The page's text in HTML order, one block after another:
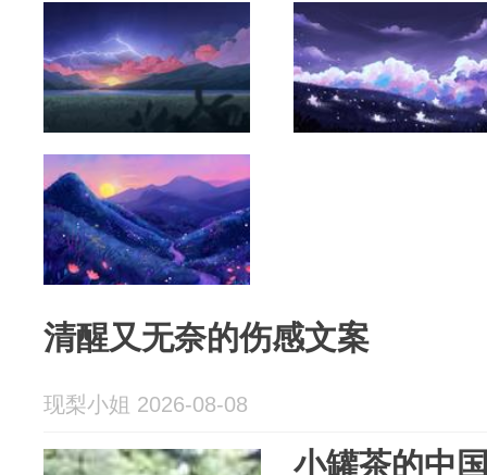
清醒又无奈的伤感文案
现梨小姐 2026-08-08
小罐茶的中